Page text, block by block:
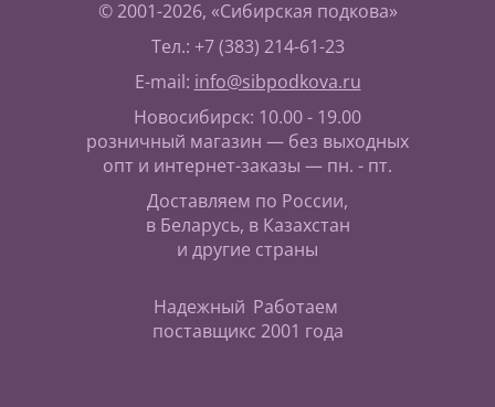
© 2001-2026, «Сибирская подкова»
Тел.: +7 (383) 214-61-23
E-mail: info@sibpodkova.ru
Новосибирск: 10.00 - 19.00
розничный магазин — без выходных
опт и интернет-заказы — пн. - пт.
Доставляем по России,
в Беларусь, в Казахстан
и другие страны
Надежный
поставщик
Работаем
с 2001 года